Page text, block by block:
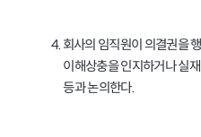
4. 회사의 임직원이 의결권을
이해상충을 인지하거나 실
등과 논의한다.